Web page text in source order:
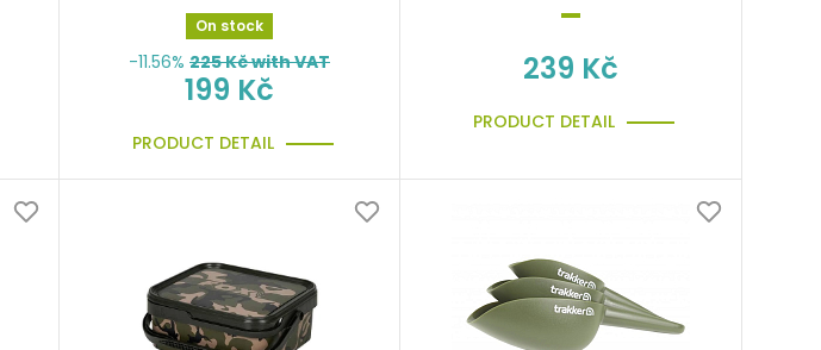
On stock
-11.56% 225Kč with VAT
199 Kč
PRODUCT DETAIL
239 Kč
PRODUCT DETAIL